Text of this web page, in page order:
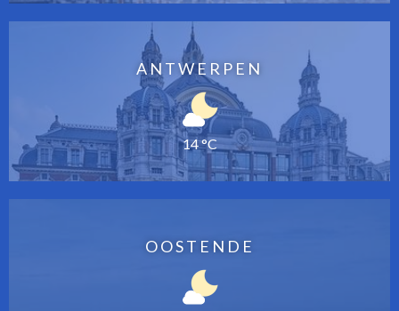
ANTWERPEN
14 °C
OOSTENDE